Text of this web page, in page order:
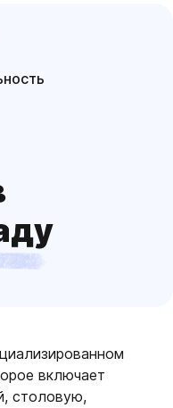
включает
столовую,